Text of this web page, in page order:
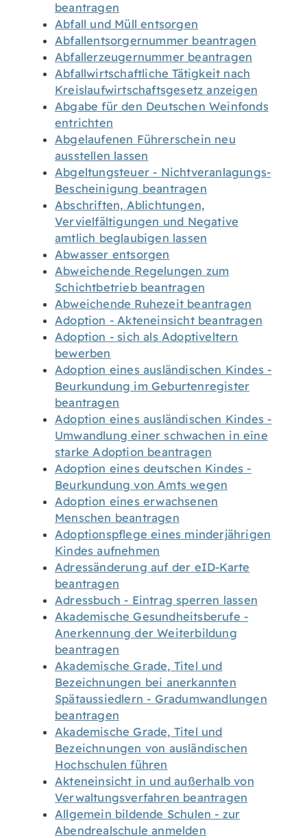
beantragen
Abfall und Müll entsorgen
Abfallentsorgernummer beantragen
Abfallerzeugernummer beantragen
Abfallwirtschaftliche Tätigkeit nach
Kreislaufwirtschaftsgesetz anzeigen
Abgabe für den Deutschen Weinfonds
entrichten
Abgelaufenen Führerschein neu
ausstellen lassen
Abgeltungsteuer - Nichtveranlagungs-
Bescheinigung beantragen
Abschriften, Ablichtungen,
Vervielfältigungen und Negative
amtlich beglaubigen lassen
Abwasser entsorgen
Abweichende Regelungen zum
Schichtbetrieb beantragen
Abweichende Ruhezeit beantragen
Adoption - Akteneinsicht beantragen
Adoption - sich als Adoptiveltern
bewerben
Adoption eines ausländischen Kindes -
Beurkundung im Geburtenregister
beantragen
Adoption eines ausländischen Kindes -
Umwandlung einer schwachen in eine
starke Adoption beantragen
Adoption eines deutschen Kindes -
Beurkundung von Amts wegen
Adoption eines erwachsenen
Menschen beantragen
Adoptionspflege eines minderjährigen
Kindes aufnehmen
Adressänderung auf der eID-Karte
beantragen
Adressbuch - Eintrag sperren lassen
Akademische Gesundheitsberufe -
Anerkennung der Weiterbildung
beantragen
Akademische Grade, Titel und
Bezeichnungen bei anerkannten
Spätaussiedlern - Gradumwandlungen
beantragen
Akademische Grade, Titel und
Bezeichnungen von ausländischen
Hochschulen führen
Akteneinsicht in und außerhalb von
Verwaltungsverfahren beantragen
Allgemein bildende Schulen - zur
Abendrealschule anmelden